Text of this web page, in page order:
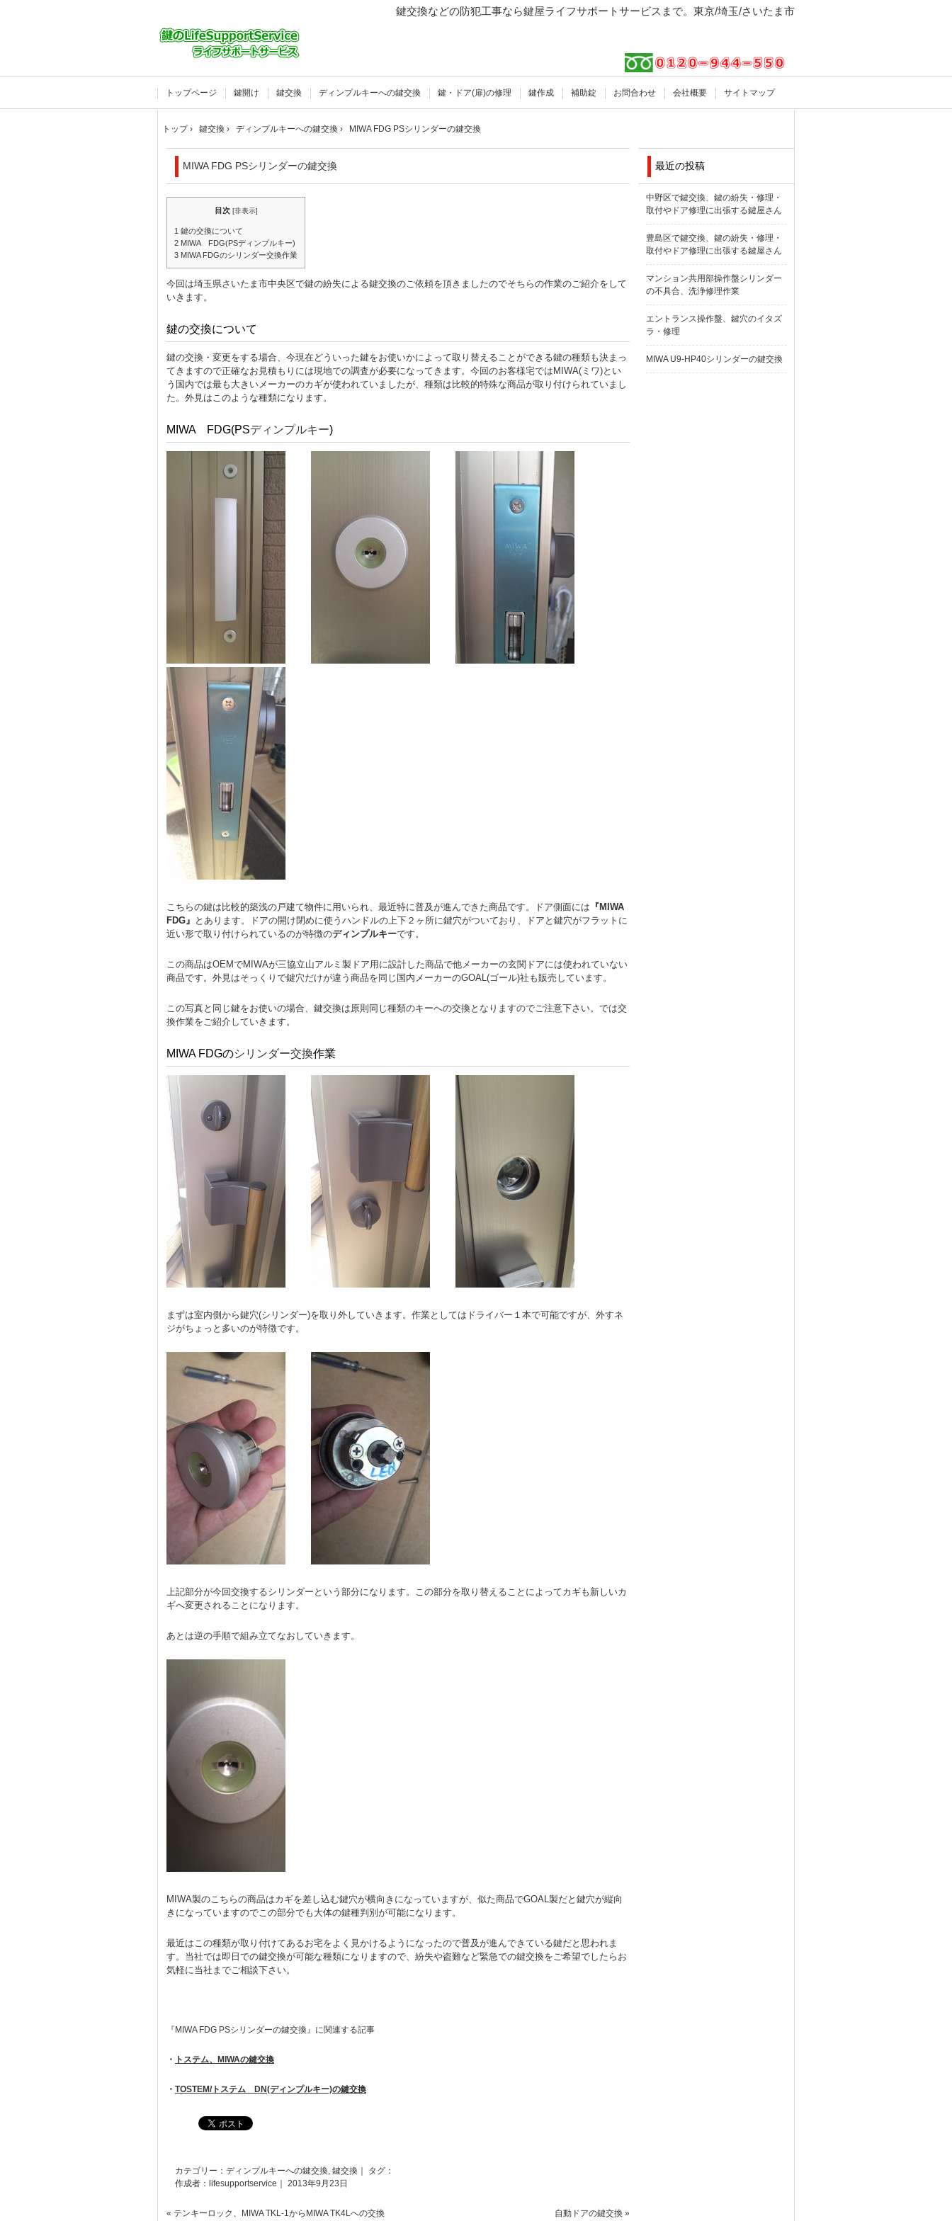
鍵交換などの防犯工事なら鍵屋ライフサポートサービスまで。東京/埼玉/さいたま市
トップページ 鍵開け 鍵交換 ディンプルキーへの鍵交換 鍵・ドア(扉)の修理 鍵作成 補助錠 お問合わせ 会社概要 サイトマップ
トップ› 鍵交換 › ディンプルキーへの鍵交換 › MIWA FDG PSシリンダーの鍵交換
MIWA FDG PSシリンダーの鍵交換
目次 [非表示]
1 鍵の交換について
2 MIWA FDG(PSディンプルキー)
3 MIWA FDGのシリンダー交換作業
今回は埼玉県さいたま市中央区で鍵の紛失による鍵交換のご依頼を頂きましたのでそちらの作業のご紹介をして
いきます。
鍵の交換について
鍵の交換・変更をする場合、今現在どういった鍵をお使いかによって取り替えることができる鍵の種類も決まっ
てきますので正確なお見積もりには現地での調査が必要になってきます。今回のお客様宅ではMIWA( ミワ)とい
う国内では最も大きいメーカーのカギが使われていましたが、種類は比較的特殊な商品が取り付けられていまし
た。外見はこのような種類になります。
MIWA FDG(PSディンプルキー)
こちらの鍵は比較的築浅の戸建て物件に用いられ、最近特に普及が進んできた商品です。ドア側面には 『MIWA
FDG』 とあります。ドアの開け閉めに使うハンドルの上下２ヶ所に鍵穴がついており、ドアと鍵穴がフラットに
近い形で取り付けられているのが特徴のディンプルキーです。
この商品はOEMでMIWAが三協立山アルミ製ドア用に設計した商品で他メーカーの玄関ドアには使われていない
商品です。外見はそっくりで鍵穴だけが違う商品を同じ国内メーカーのGOAL(ゴール)社も販売しています。
この写真と同じ鍵をお使いの場合、鍵交換は原則同じ種類のキーへの交換となりますのでご注意下さい。では交
換作業をご紹介していきます。
MIWA FDGのシリンダー交換作業
まずは室内側から鍵穴(シリンダー)を取り外していきます。作業としてはドライバー１本で可能ですが、外すネ
ジがちょっと多いのが特徴です。
上記部分が今回交換するシリンダーという部分になります。この部分を取り替えることによってカギも新しいカ
ギへ変更されることになります。
あとは逆の手順で組み立てなおしていきます。
MIWA製のこちらの商品はカギを差し込む鍵穴が横向きになっていますが、似た商品でGOAL製だと鍵穴が縦向
きになっていますのでこの部分でも大体の鍵種判別が可能になります。
最近はこの種類が取り付けてあるお宅をよく見かけるようになったので普及が進んできている鍵だと思われま
す。当社では即日での鍵交換が可能な種類になりますので、紛失や盗難など緊急での鍵交換をご希望でしたらお
気軽に当社までご相談下さい。
『MIWA FDG PSシリンダーの鍵交換』に関連する記事
・ トステム、MIWAの鍵交換
・ TOSTEM/トステム DN(ディンプルキー)の鍵交換
カテゴリー： ディンプルキーへの鍵交換 鍵交換 ｜ タグ：
作成者：lifesupportservice｜ 2013年9月23日
« テンキーロック、MIWA TKL-1からMIWA TK4Lへの交換 自動ドアの鍵交換 »
最近の投稿
中野区で鍵交換、鍵の紛失・修理・
取付やドア修理に出張する鍵屋さん
豊島区で鍵交換、鍵の紛失・修理・
取付やドア修理に出張する鍵屋さん
マンション共用部操作盤シリンダー
の不具合、洗浄修理作業
エントランス操作盤、鍵穴のイタズ
ラ・修理
MIWA U9-HP40シリンダーの鍵交換